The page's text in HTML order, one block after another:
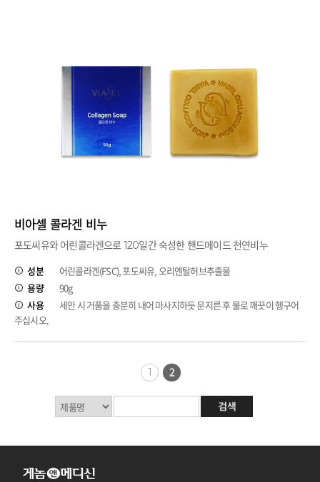
비아셀 콜라겐 비누
포도씨유와 어린콜라겐으로 120일간 숙성한 핸드메이드 천연비누
성분
어린콜라겐(FSC), 포도씨유, 오리엔탈허브추출물
용량
90g
사용
세안 시 거품을 충분히 내어 마사지하듯 문지른 후 물로 깨끗이 헹구어
주십시오.
1 2